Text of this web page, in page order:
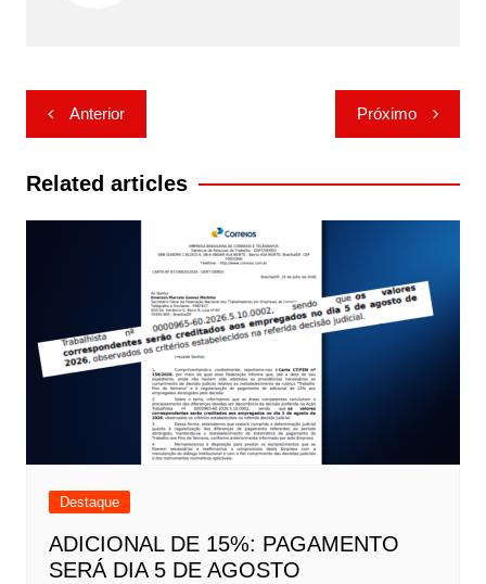
Navegação
de
Post
Anterior Próximo
Related articles
Destaque
ADICIONAL DE 15%: PAGAMENTO
SERÁ DIA 5 DE AGOSTO